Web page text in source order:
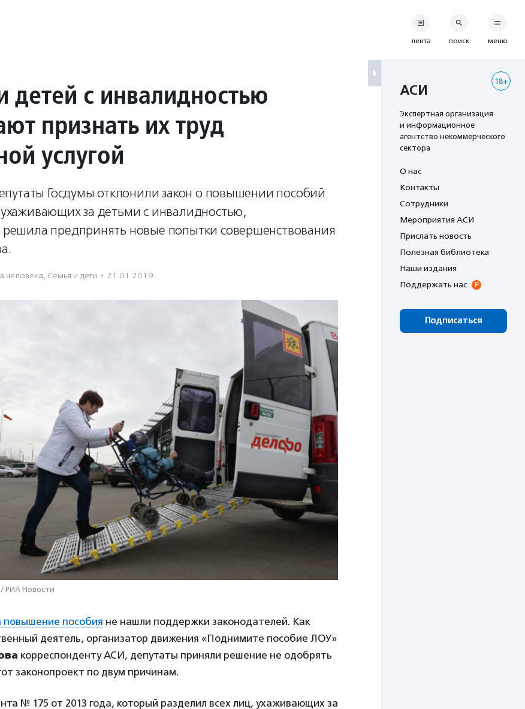
детей с инвалидностью
признать их труд
услугой
Госдумы отклонили закон о повышении пособий
за детьми с инвалидностью,
решила предпринять новые попытки совершенствования
человека, Семья и дети · 21.01.2019
РИА Новости
повышение пособия не нашли поддержки законодателей. Как
деятель, организатор движения «Поднимите пособие ЛОУ»
корреспонденту АСИ, депутаты приняли решение не одобрять
законопроект по двум причинам.
№ 175 от 2013 года, который разделил всех лиц, ухаживающих за
лента поиск меню
18+
АСИ
Экспертная организация
и информационное
агентство некоммерческого
сектора
О нас
Контакты
Сотрудники
Мероприятия АСИ
Прислать новость
Полезная библиотека
Наши издания
Поддержать нас
Подписаться